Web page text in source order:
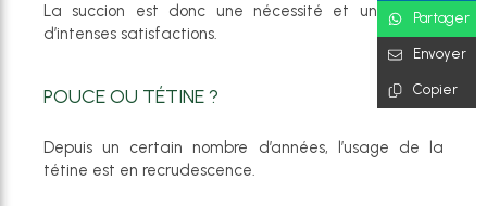
La succion est donc une nécessité et une source
d’intenses satisfactions.
POUCE OU TÉTINE ?
Depuis un certain nombre d’années, l’usage de la
tétine est en recrudescence.
Partager
Envoyer
Copier